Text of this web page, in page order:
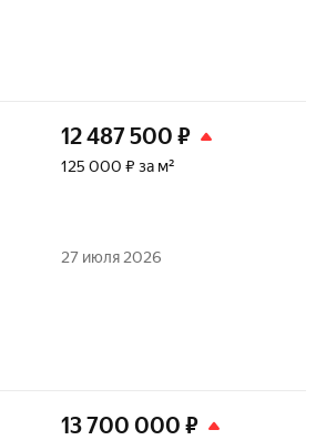
12 487 500 ₽
125 000 ₽ за м²
27 июля 2026
13 700 000 ₽